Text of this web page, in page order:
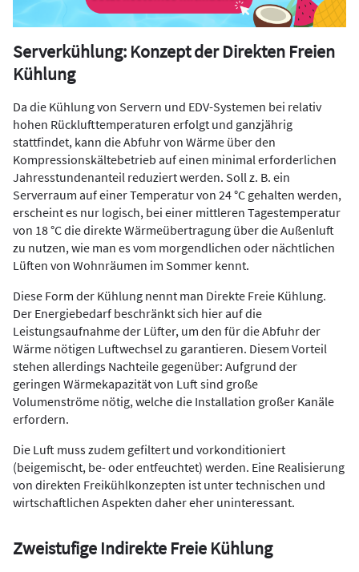
Serverkühlung: Konzept der Direkten Freien
Kühlung
Da die Kühlung von Servern und EDV-Systemen bei relativ
hohen Rücklufttemperaturen erfolgt und ganzjährig
stattfindet, kann die Abfuhr von Wärme über den
Kompressionskältebetrieb auf einen minimal erforderlichen
Jahresstundenanteil reduziert werden. Soll z. B. ein
Serverraum auf einer Temperatur von 24 °C gehalten werden,
erscheint es nur logisch, bei einer mittleren Tagestemperatur
von 18 °C die direkte Wärmeübertragung über die Außenluft
zu nutzen, wie man es vom morgendlichen oder nächtlichen
Lüften von Wohnräumen im Sommer kennt.
Diese Form der Kühlung nennt man Direkte Freie Kühlung.
Der Energiebedarf beschränkt sich hier auf die
Leistungsaufnahme der Lüfter, um den für die Abfuhr der
Wärme nötigen Luftwechsel zu garantieren. Diesem Vorteil
stehen allerdings Nachteile gegenüber: Aufgrund der
geringen Wärmekapazität von Luft sind große
Volumenströme nötig, welche die Installation großer Kanäle
erfordern.
Die Luft muss zudem gefiltert und vorkonditioniert
(beigemischt, be- oder entfeuchtet) werden. Eine Realisierung
von direkten Freikühlkonzepten ist unter technischen und
wirtschaftlichen Aspekten daher eher uninteressant.
Zweistufige Indirekte Freie Kühlung